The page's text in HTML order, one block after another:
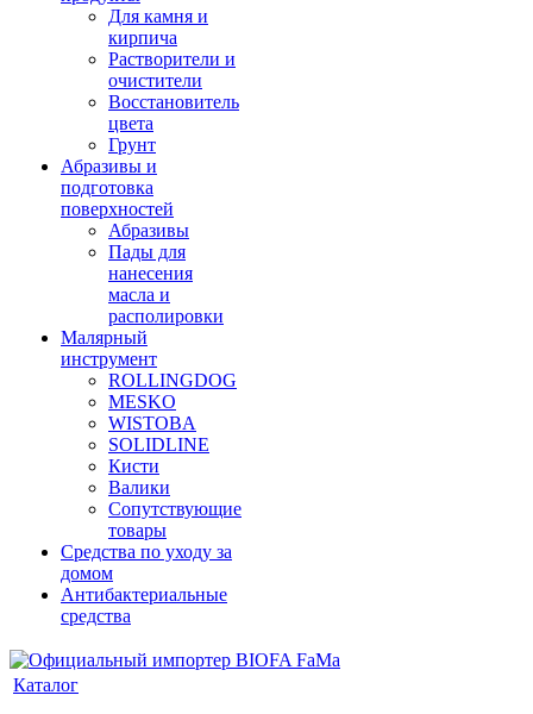
Для камня и
кирпича
Растворители и
очистители
Восстановитель
цвета
Грунт
Абразивы и
подготовка
поверхностей
Абразивы
Пады для
нанесения
масла и
располировки
Малярный
инструмент
ROLLINGDOG
MESKO
WISTOBA
SOLIDLINE
Кисти
Валики
Сопутствующие
товары
Средства по уходу за
домом
Антибактериальные
средства
Каталог